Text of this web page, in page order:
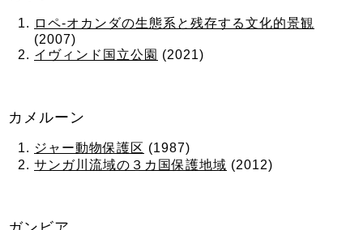
ロペ‐オカンダの生態系と残存する文化的景観
(2007)
イヴィンド国立公園 (2021)
カメルーン
ジャー動物保護区 (1987)
サンガ川流域の３カ国保護地域 (2012)